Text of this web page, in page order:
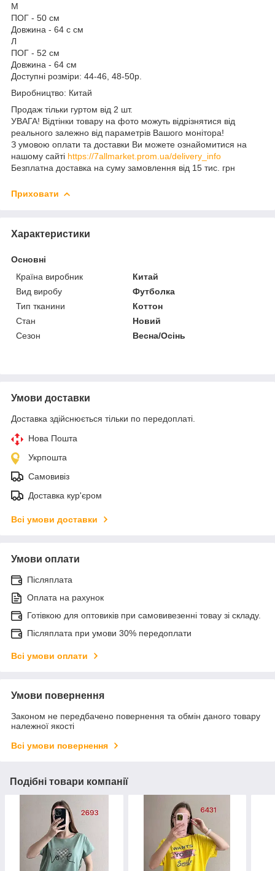
М
ПОГ - 50 см
Довжина - 64 с см
Л
ПОГ - 52 см
Довжина - 64 см
Доступні розміри: 44-46, 48-50р.
Виробництво: Китай
Продаж тільки гуртом від 2 шт.
УВАГА! Відтінки товару на фото можуть відрізнятися від
реального залежно від параметрів Вашого монітора!
З умовою оплати та доставки Ви можете ознайомитися на
нашому сайті https://7allmarket.prom.ua/delivery_info
Безплатна доставка на суму замовлення від 15 тис. грн
Приховати
Характеристики
Основні
Країна виробник
Китай
Вид виробу
Футболка
Тип тканини
Коттон
Стан
Новий
Сезон
Весна/Осінь
Умови доставки
Доставка здійснюється тільки по передоплаті.
Нова Пошта
Укрпошта
Самовивіз
Доставка кур'єром
Всі умови доставки
Умови оплати
Післяплата
Оплата на рахунок
Готівкою для оптовиків при самовивезенні товау зі складу.
Післяплата при умови 30% передоплати
Всі умови оплати
Умови повернення
Законом не передбачено повернення та обмін даного товару
належної якості
Всі умови повернення
Подібні товари компанії